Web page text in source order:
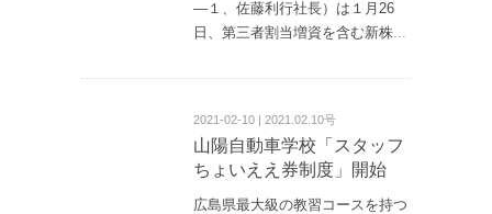
—１、佐藤利行社長）は１月26
日、第三者割当増資を含む新株
2021-02-10 | 2021.02.10号
山陽自動車学校「スタッフ
ちょいええ券制度」開始
広島県最大級の教習コースを持つ